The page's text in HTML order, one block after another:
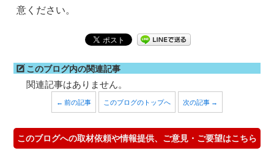
意ください。
このブログ内の関連記事
関連記事はありません。
← 前の記事 このブログのトップへ 次の記事 →
このブログへの取材依頼や情報提供、ご意見・ご要望はこちら